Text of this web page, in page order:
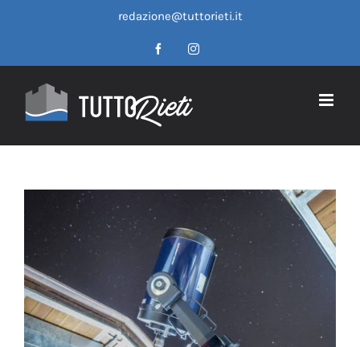
redazione@tuttorieti.it
FacebookInstagram